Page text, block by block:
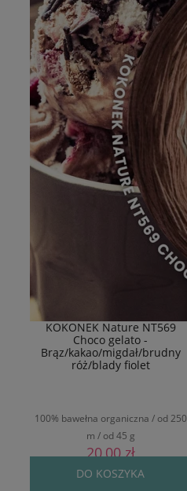
KOKONEK Nature NT569
Choco gelato -
Brąz/kakao/migdał/brudny
róż/blady fiolet
100% bawełna organiczna / od 250
m / od 45 g
20,00 zł
DO KOSZYKA